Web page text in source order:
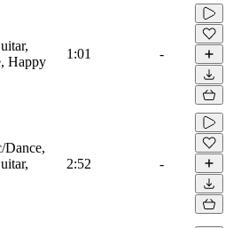
Happy
1:01 -
Dance,
2:52 -